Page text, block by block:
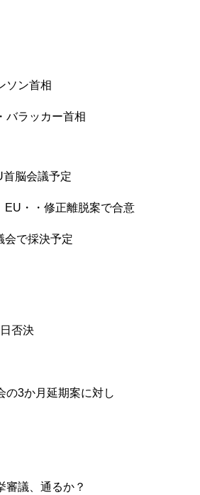
ソン首相
バラッカー首相
脳会議予定
・・修正離脱案で合意
で採決予定
否決
の3か月延期案に対し
審議、通るか？